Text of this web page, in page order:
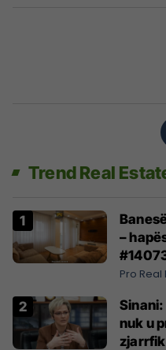
Trend Real
–
Pro Real
nuk u